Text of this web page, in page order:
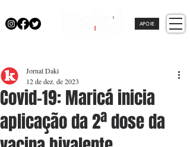
APOIE
Covid-19: Maricá inicia
aplicação da 2ª dose da
Jornal Daki
12 de dez. de 2023